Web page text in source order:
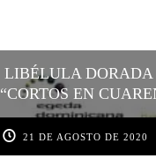
LIBÉLULA
“CORTOS EN
21 DE AGOSTO DE 2020